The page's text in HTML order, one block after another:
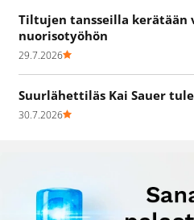
Tiltujen tansseilla kerätään
nuorisotyöhön
29.7.2026
Suurlähettiläs Kai Sauer
30.7.2026